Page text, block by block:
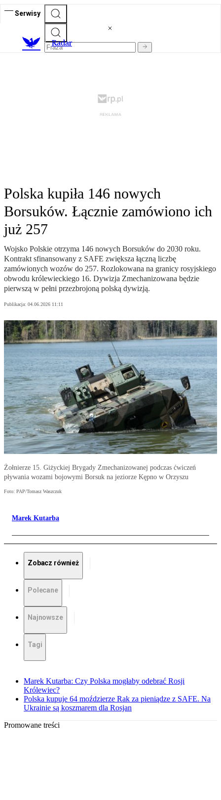
Serwisy
Radar
Polska kupiła 146 nowych
Borsuków. Łącznie zamówiono ich
już 257
Wojsko Polskie otrzyma 146 nowych Borsuków do 2030 roku.
Kontrakt sfinansowany z SAFE zwiększa łączną liczbę
zamówionych wozów do 257. Rozlokowana na granicy rosyjskiego
obwodu królewieckiego 16. Dywizja Zmechanizowana będzie
pierwszą w pełni przezbrojoną polską dywizją.
Publikacja: 04.06.2026 11:11
Żołnierze 15. Giżyckiej Brygady Zmechanizowanej podczas ćwiczeń
pływania wozami bojowymi Borsuk na jeziorze Kępno w Orzyszu
Foto: PAP/Tomasz Waszczuk
Marek Kutarba
Zobacz również
Polecane
Najnowsze
Tagi
Marek Kutarba: Czy Polska mogłaby odebrać Rosji
Królewiec?
Polska kupuje 64 moździerze Rak za pieniądze z SAFE. Na
Ukrainie są koszmarem dla Rosjan
Promowane treści